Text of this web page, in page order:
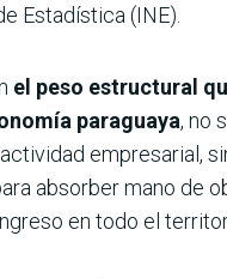
Estadística (INE).
el peso estructural
paraguaya, no
empresarial,
absorber mano de
en todo el